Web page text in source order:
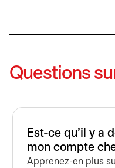
Questions
Est-ce qu'il y a
mon compte
Apprenez-en plus